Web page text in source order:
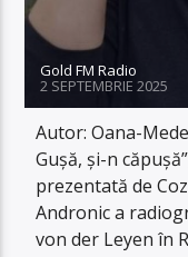
Gold FM Radio
2 SEPTEMBRIE 2025
Autor: Oana-
Gușă, și-n
prezentată de
Andronic a
von der Leyen în